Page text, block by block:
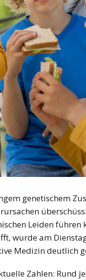
genetischem
Leiden
wurde am
Medizin deutlich
Zahlen: Rund